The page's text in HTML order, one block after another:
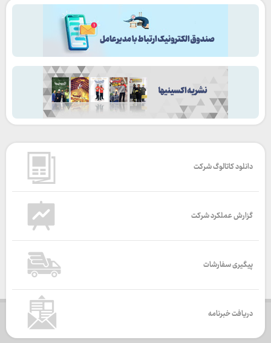
دانلود کاتالوگ شرکت
گزارش عملکرد شرکت
پیگیری سفارشات
دریافت خبرنامه